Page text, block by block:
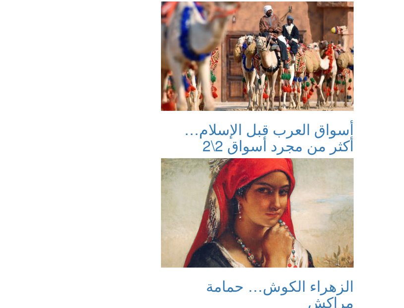
أسواق العرب قبل الإسلام…
أكثر من مجرد أسواق 2\2
الزهراء الكوش… حمامة
مراكش